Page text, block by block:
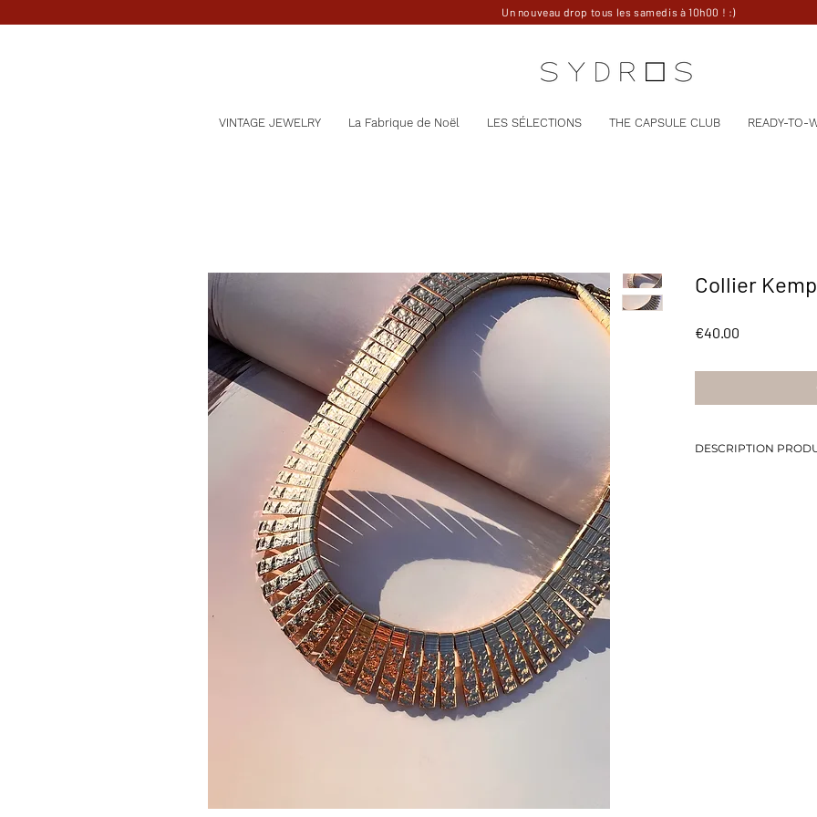
Un nouveau drop tous les samedis à 10h00 ! :)
VINTAGE JEWELRY La Fabrique de Noël LES SÉLECTIONS THE CAPSULE CLUB READY-TO-
Collier
€40.00
DESCRIPTION